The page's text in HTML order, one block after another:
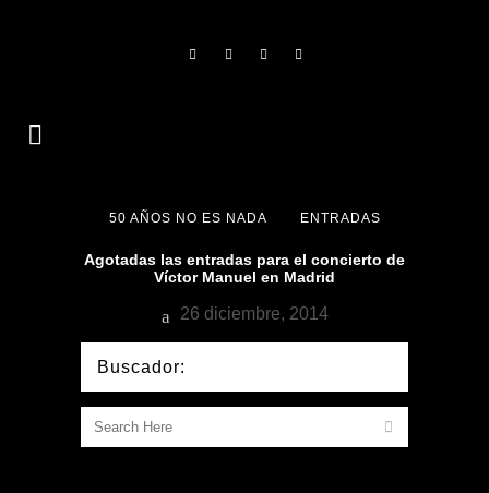
50 AÑOS NO ES NADA ENTRADAS
Agotadas las entradas para el concierto de
Víctor Manuel en Madrid
26 diciembre, 2014
Buscador: